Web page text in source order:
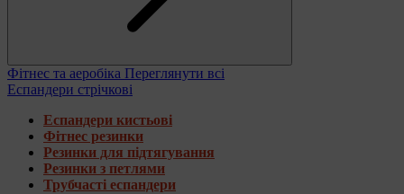
Фітнес та аеробіка Переглянути всі
Еспандери стрічкові
Еспандери кистьові
Фітнес резинки
Резинки для підтягування
Резинки з петлями
Трубчасті еспандери